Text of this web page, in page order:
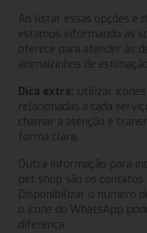
Ao listar essas opções e
estamos informando as
oferece para atender às
animaizinhos de
Dica extra: utilizar
relacionadas a cada
chamar a atenção e
forma clara.
Outra informação para
pet shop são os contatos
Disponibilizar o número
o ícone do WhatsApp
diferença.